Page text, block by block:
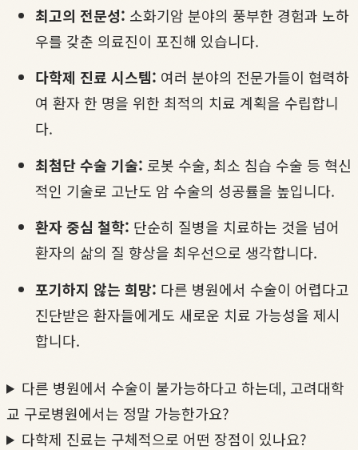
최고의 전문성: 소화기암 분야의 풍부한 경험과 노하
우를 갖춘 의료진이 포진해 있습니다.
다학제 진료 시스템: 여러 분야의 전문가들이 협력하
여 환자 한 명을 위한 최적의 치료 계획을 수립합니
다.
최첨단 수술 기술: 로봇 수술, 최소 침습 수술 등 혁신
적인 기술로 고난도 암 수술의 성공률을 높입니다.
환자 중심 철학: 단순히 질병을 치료하는 것을 넘어
환자의 삶의 질 향상을 최우선으로 생각합니다.
포기하지 않는 희망: 다른 병원에서 수술이 어렵다고
진단받은 환자들에게도 새로운 치료 가능성을 제시
합니다.
다른 병원에서 수술이 불가능하다고 하는데, 고려대학
교 구로병원에서는 정말 가능한가요?
다학제 진료는 구체적으로 어떤 장점이 있나요?